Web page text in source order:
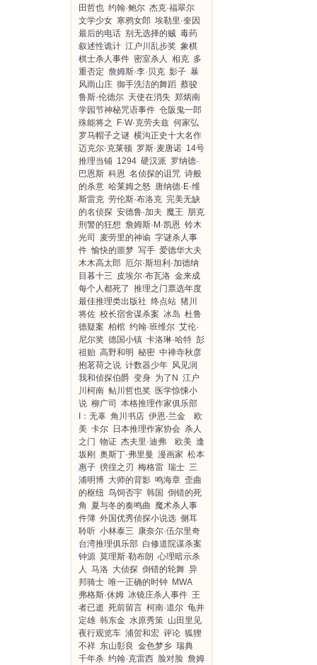
田哲也 约翰·鲍尔 杰克·福翠尔
文学少女 寒鸦女郎 埃勒里·奎因
最后的电话 别无选择的贼 毒药
叙述性诡计 江户川乱步奖 象棋
棋士杀人事件 密室杀人 相克 多
重否定 詹姆斯·李·贝克 影子 暴
风雨山庄 御手洗洁的舞蹈 蔡骏
鲁斯·伦德尔 天使在消失 郑炳南
学园节神秘咒语事件 仓阪鬼一郎
殊能将之
F·W·克劳夫兹 何家弘
罗马帽子之谜 横沟正史十大名作
迈克尔·克莱顿 罗斯·麦唐诺 14号
推理当铺 1294 硬汉派 罗纳德·
巴恩斯 科恩 名侦探的诅咒 诗般
的杀意 哈莱姆之怒 唐纳德·E·维
斯雷克 劳伦斯·布洛克 完美无缺
的名侦探 安德鲁·加夫 魔王 朋克
刑警的狂想 詹姆斯·M·凯恩 铃木
光司
麦劳里的神谕 字谜杀人事
件 愉快的噩梦 写手 爱德华大夫
木木高太郎 厄尔·斯坦利·加德纳
目暮十三 皮埃尔·布瓦洛 金来成
每个人都死了 推理之门票选年度
最佳推理类出版社 终点站 猪川
将佐 校长宿舍谋杀案 冰岛 杜鲁
德疑案 柏棺 约翰·班维尔 艾伦·
尼尔奖 德国小镇 卡洛琳·哈特 彭
祖贻 高野和明 秘密 中禅寺秋彦
抱茗荷之说 计数器少年 风见润
我和侦探伯爵 变身 为了N 江户
川柯南 鲇川哲也奖
医学惊悚小
说 柳广司
本格推理作家俱乐部
I：无辜 角川书店 伊恩·兰金 欧
美 卡尔 日本推理作家协会 杀人
之门 物证 杰夫里·迪弗 欧美 逢
坂刚
奥斯丁·弗里曼 漫画家 松本
惠子 徬徨之刃 梅格雷 瑞士 三
浦明博 大师的背影 鸣海章 歪曲
的枢纽 鸟饲否宇 韩国 倒错的死
角
夏与冬的奏鸣曲 魔术杀人事
件簿 外国优秀侦探小说选 侧耳
聆听 小林泰三 康奈尔·伍尔里奇
台湾推理俱乐部 白修道院谋杀案
钟源 莫理斯·勒布朗 心理暗示杀
人 马洛 大侦探 倒错的轮舞 异
邦骑士 唯一正确的时钟 MWA
弗格斯·休姆 冰镜庄杀人事件 王
者已逝 死前留言 柯南·道尔 龟井
定雄 韩东金 水原秀策 山田里见
夜行观览车 浦贺和宏 评论 狐狸
不祥 东山彰良 金色梦乡 瑞典
千年杀 约翰·克雷西 脸对脸 詹姆